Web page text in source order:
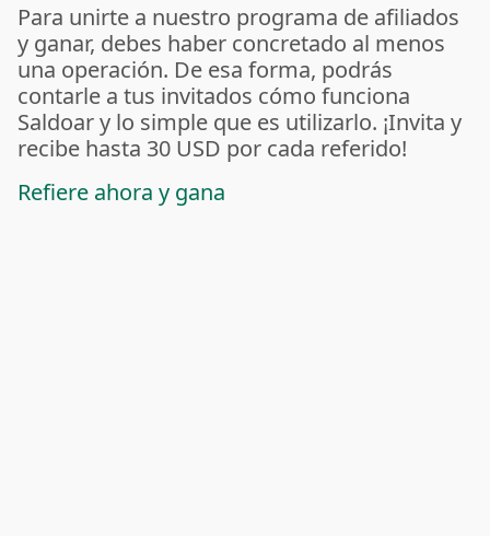
Para unirte a nuestro programa de afiliados
y ganar, debes haber concretado al menos
una operación. De esa forma, podrás
contarle a tus invitados cómo funciona
Saldoar y lo simple que es utilizarlo. ¡Invita y
recibe hasta 30 USD por cada referido!
Refiere ahora y gana